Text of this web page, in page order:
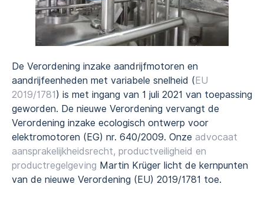
De Verordening inzake aandrijfmotoren en
aandrijfeenheden met variabele snelheid (EU
2019/1781) is met ingang van 1 juli 2021 van toepassing
geworden. De nieuwe Verordening vervangt de
Verordening inzake ecologisch ontwerp voor
elektromotoren (EG) nr. 640/2009. Onze advocaat
aansprakelijkheidsrecht, productveiligheid en
productregelgeving Martin Krüger licht de kernpunten
van de nieuwe Verordening (EU) 2019/1781 toe.